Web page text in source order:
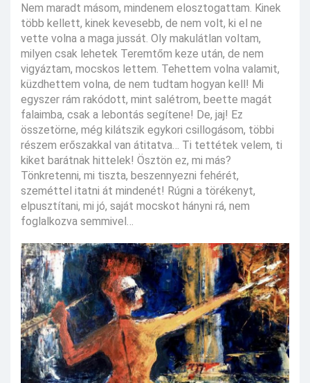
Nem maradt másom, mindenem elosztogattam. Kinek
több kellett, kinek kevesebb, de nem volt, ki el ne
vette volna a maga jussát. Oly makulátlan voltam,
milyen csak lehetek Teremtőm keze után, de nem
vigyáztam, mocskos lettem. Tehettem volna valamit,
küzdhettem volna, de nem tudtam hogyan kell! Mi
egyszer rám rakódott, mint salétrom, beette magát
falaimba, csak a lebontás segítene! De, jaj! Ez
összetörne, még kilátszik egykori csillogásom, többi
részem erőszakkal van átitatva… Ti tettétek velem, ti
kiket barátnak hittelek! Ösztön ez, mi más?
Tönkretenni, mi tiszta, beszennyezni fehérét,
szeméttel itatni át mindenét! Rúgni a törékenyt,
elpusztítani, mi jó, saját mocskot hányni rá, nem
foglalkozva semmivel…